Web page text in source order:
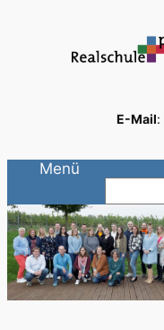
E-Mail:
Menü
u
c
h
e
n